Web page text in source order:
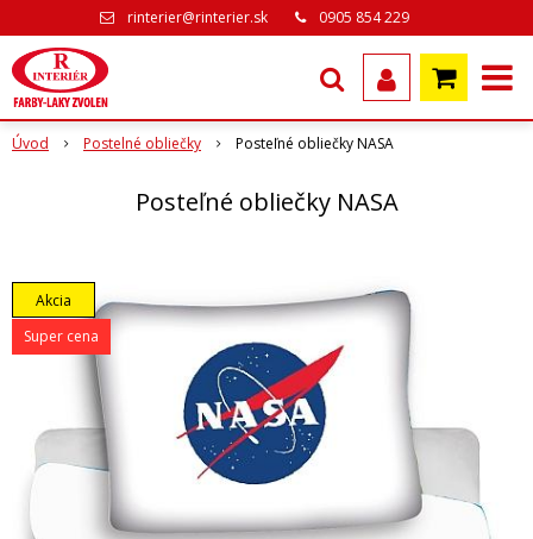
rinterier@rinterier.sk 0905 854 229
Úvod Postelné obliečky Posteľné obliečky NASA
Posteľné obliečky NASA
Akcia
Super cena